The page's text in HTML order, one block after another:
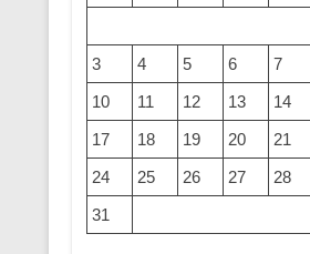
3
4 5 6 7
10
11 12 13 14
17
18 19 20 21
24
25 26 27 28
31